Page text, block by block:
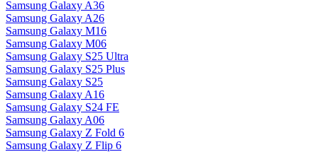
Samsung Galaxy A36
Samsung Galaxy A26
Samsung Galaxy M16
Samsung Galaxy M06
Samsung Galaxy S25 Ultra
Samsung Galaxy S25 Plus
Samsung Galaxy S25
Samsung Galaxy A16
Samsung Galaxy S24 FE
Samsung Galaxy A06
Samsung Galaxy Z Fold 6
Samsung Galaxy Z Flip 6